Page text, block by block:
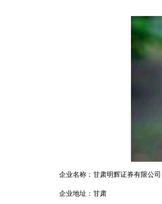
企业名称：甘肃明辉证券有限公司
企业地址：甘肃